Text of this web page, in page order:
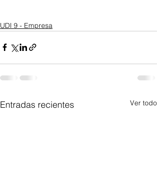
UDI 9 - Empresa
Entradas recientes Ver todo